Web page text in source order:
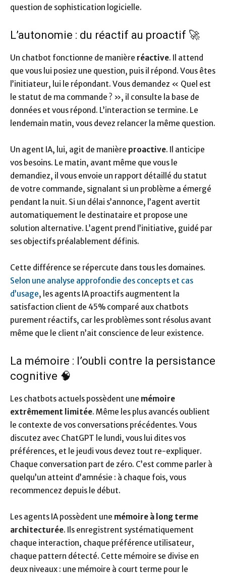
question de sophistication logicielle.
L’autonomie : du réactif au proactif 🚀
Un chatbot fonctionne de manière réactive. Il attend
que vous lui posiez une question, puis il répond. Vous êtes
l’initiateur, lui le répondant. Vous demandez « Quel est
le statut de ma commande ? », il consulte la base de
données et vous répond. L’interaction se termine. Le
lendemain matin, vous devez relancer la même question.
Un agent IA, lui, agit de manière proactive. Il anticipe
vos besoins. Le matin, avant même que vous le
demandiez, il vous envoie un rapport détaillé du statut
de votre commande, signalant si un problème a émergé
pendant la nuit. Si un délai s’annonce, l’agent avertit
automatiquement le destinataire et propose une
solution alternative. L’agent prend l’initiative, guidé par
ses objectifs préalablement définis.
Cette différence se répercute dans tous les domaines.
Selon une analyse approfondie des concepts et cas
d’usage, les agents IA proactifs augmentent la
satisfaction client de 45% comparé aux chatbots
purement réactifs, car les problèmes sont résolus avant
même que le client n’ait conscience de leur existence.
La mémoire : l’oubli contre la persistance
cognitive 🧠
Les chatbots actuels possèdent une mémoire
extrêmement limitée. Même les plus avancés oublient
le contexte de vos conversations précédentes. Vous
discutez avec ChatGPT le lundi, vous lui dites vos
préférences, et le jeudi vous devez tout re-expliquer.
Chaque conversation part de zéro. C’est comme parler à
quelqu’un atteint d’amnésie : à chaque fois, vous
recommencez depuis le début.
Les agents IA possèdent une mémoire à long terme
architecturée. Ils enregistrent systématiquement
chaque interaction, chaque préférence utilisateur,
chaque pattern détecté. Cette mémoire se divise en
deux niveaux : une mémoire à court terme pour le